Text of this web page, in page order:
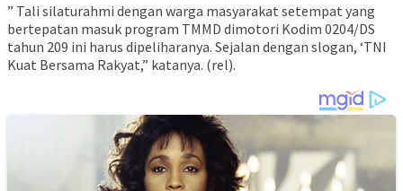
” Tali silaturahmi dengan warga masyarakat setempat yang
bertepatan masuk program TMMD dimotori Kodim 0204/DS
tahun 209 ini harus dipeliharanya. Sejalan dengan slogan, ‘TNI
Kuat Bersama Rakyat,” katanya. (rel).